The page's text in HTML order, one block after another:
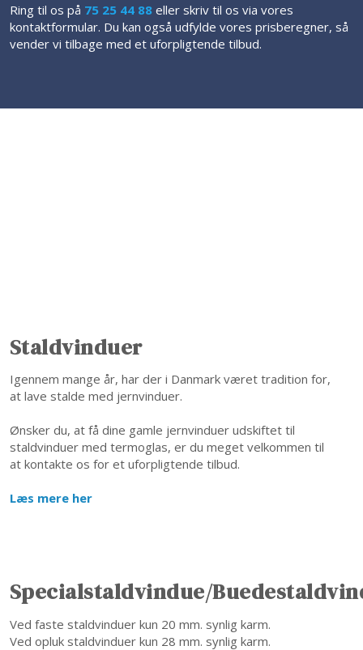
Ring til os på 75 25 44 88eller skriv til os via vores
kontaktformular. Du kan også udfylde vores prisberegner, så
vender vi tilbage med et uforpligtende tilbud.
​Staldvinduer
Igennem mange år, har der i Danmark været tradition for,
at lave stalde med jernvinduer.
Ønsker du, at få dine gamle jernvinduer udskiftet til
staldvinduer med termoglas, er du meget velkommen til
at kontakte os for et uforpligtende tilbud.
Læs mere her
Specialstaldvindue/
Ved faste staldvinduer kun 20 mm. synlig karm.
Ved opluk staldvinduer kun 28 mm. synlig karm.